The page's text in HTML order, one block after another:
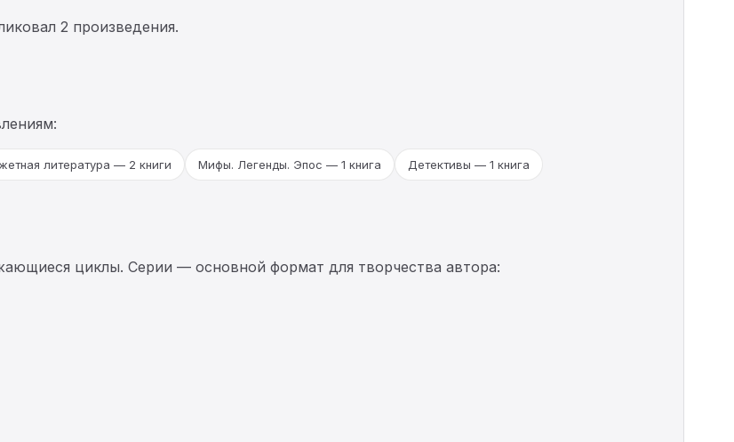
2 произведения.
литература — 2 книги Мифы. Легенды. Эпос — 1 книга Детективы — 1 книга
циклы. Серии — основной формат для творчества автора: